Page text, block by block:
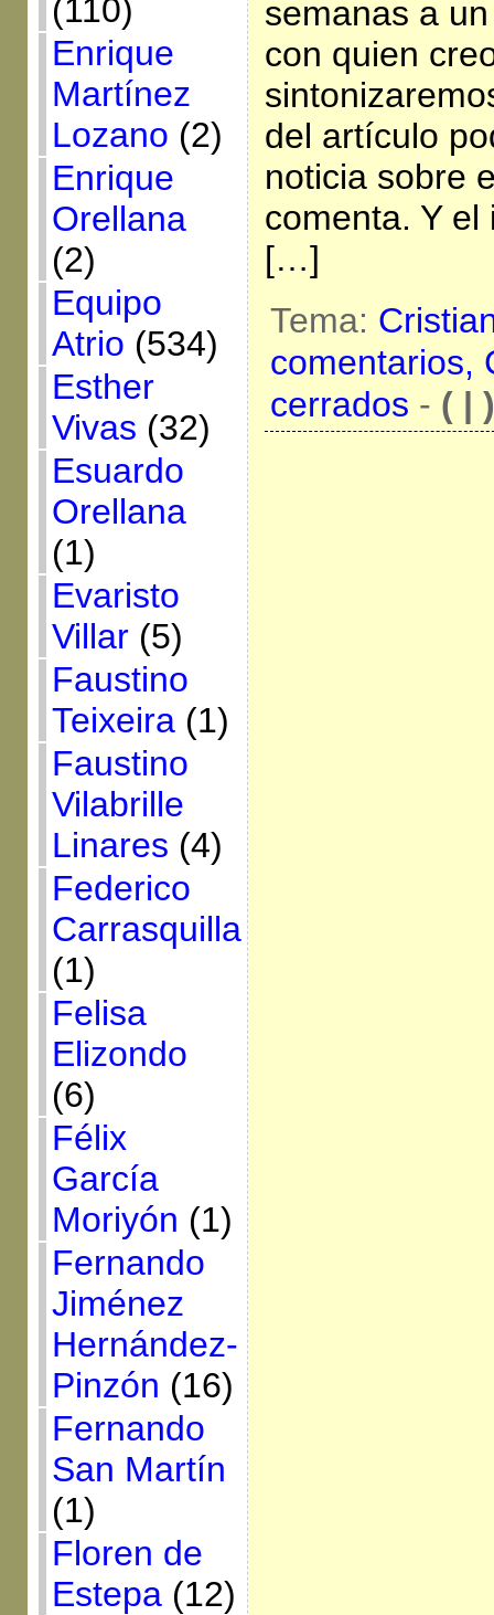
(110)
Enrique
Martínez
Lozano (2)
Enrique
Orellana
(2)
Equipo
Atrio (534)
Esther
Vivas (32)
Esuardo
Orellana
(1)
Evaristo
Villar(5)
Faustino
Teixeira(1)
Faustino
Vilabrille
Linares (4)
Federico
Carrasquilla
(1)
Felisa
Elizondo
(6)
Félix
García
Moriyón (1)
Fernando
Jiménez
Hernández-
Pinzón (16)
Fernando
San Martín
(1)
Floren de
Estepa(12)
semanas a
con quien
del artículo
noticia sobre
comenta. Y
[…]
Tema:
comentarios,
cerrados - ( | )